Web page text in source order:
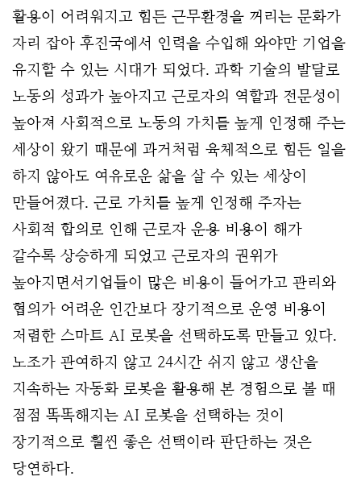
활용이 어려워지고 힘든 근무환경을 꺼리는 문화가
자리 잡아 후진국에서 인력을 수입해 와야만 기업을
유지할 수 있는 시대가 되었다. 과학 기술의 발달로
노동의 성과가 높아지고 근로자의 역할과 전문성이
높아져 사회적으로 노동의 가치를 높게 인정해 주는
세상이 왔기 때문에 과거처럼 육체적으로 힘든 일을
하지 않아도 여유로운 삶을 살 수 있는 세상이
만들어졌다. 근로 가치를 높게 인정해 주자는
사회적 합의로 인해 근로자 운용 비용이 해가
갈수록 상승하게 되었고 근로자의 권위가
높아지면서기업들이 많은 비용이 들어가고 관리와
협의가 어려운 인간보다 장기적으로 운영 비용이
저렴한 스마트 AI 로봇을 선택하도록 만들고 있다.
노조가 관여하지 않고 24시간 쉬지 않고 생산을
지속하는 자동화 로봇을 활용해 본 경험으로 볼 때
점점 똑똑해지는 AI 로봇을 선택하는 것이
장기적으로 훨씬 좋은 선택이라 판단하는 것은
당연하다.